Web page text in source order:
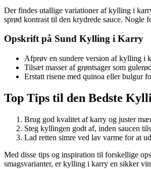
Der findes utallige variationer af kylling i
sprød kontrast til den krydrede sauce. Nogle
Opskrift på Sund Kylling i Karry
Afprøv en sundere version af kylling i
Tilsæt masser af grøntsager som
Erstatt risene med quinoa eller bulgur
Top Tips til den Bedste
Brug god kvalitet af karry og juster
Steg kyllingen godt af, inden saucen
Lad retten simre ved lav varme for at
Med disse tips og inspiration til forskellige
smagsvarianter, er kylling i karry en sikker